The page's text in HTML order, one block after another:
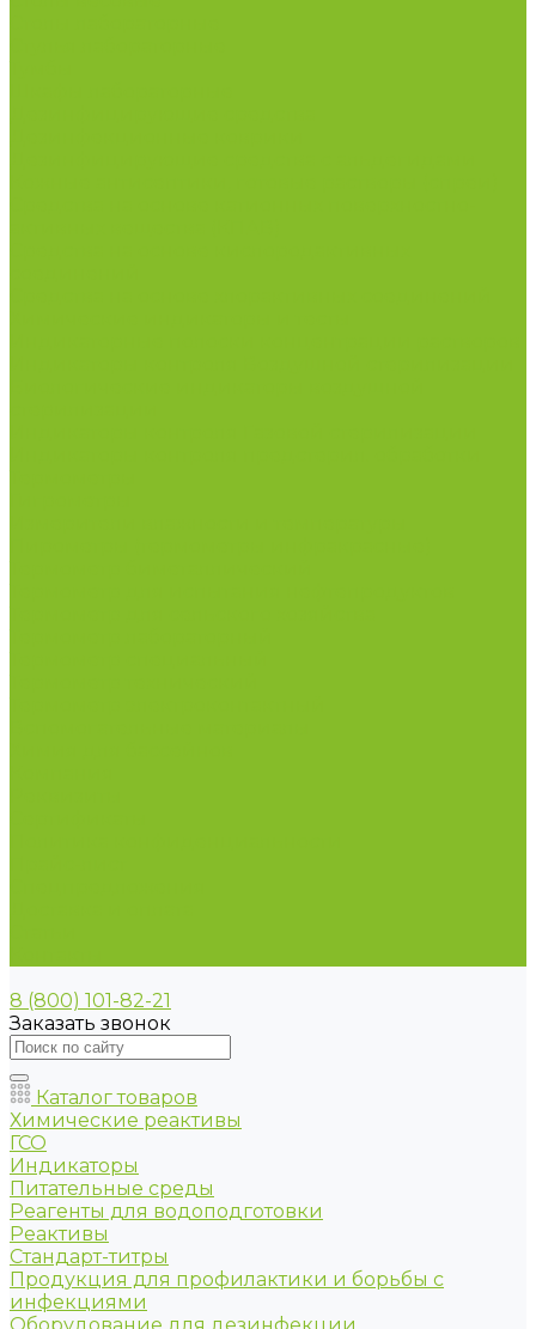
8 (800) 101-82-21
Заказать звонок
Каталог товаров
Химические реактивы
ГСО
Индикаторы
Питательные среды
Реагенты для водоподготовки
Реактивы
Стандарт-титры
Продукция для профилактики и борьбы с
инфекциями